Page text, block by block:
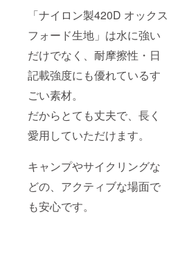
「ナイロン製420D オックス
フォード生地」は水に強い
だけでなく、耐摩擦性・日
記載強度にも優れているす
ごい素材。
だからとても丈夫で、長く
愛用していただけます。
キャンプやサイクリングな
どの、アクティブな場面で
も安心です。